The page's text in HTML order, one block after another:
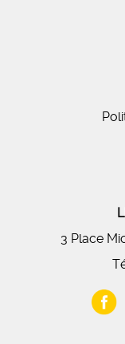
3 Place